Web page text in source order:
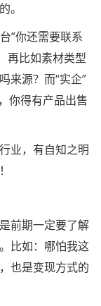
。
”你还需要联系
再比如素材类型
来源？而“实企”
你得有产品出售
业，有自知之明
前期一定要了解
比如：哪怕我这
也是变现方式的